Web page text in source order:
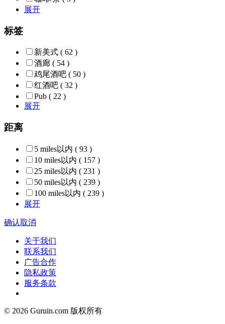
展开
标签
新美式 ( 62 )
酒廊 ( 54 )
鸡尾酒吧 ( 50 )
红酒吧 ( 32 )
Pub ( 22 )
展开
距离
5 miles以内 ( 93 )
10 miles以内 ( 157 )
25 miles以内 ( 231 )
50 miles以内 ( 239 )
100 miles以内 ( 239 )
展开
确认取消
关于我们
联系我们
广告合作
隐私政策
服务条款
© 2026 Guruin.com 版权所有